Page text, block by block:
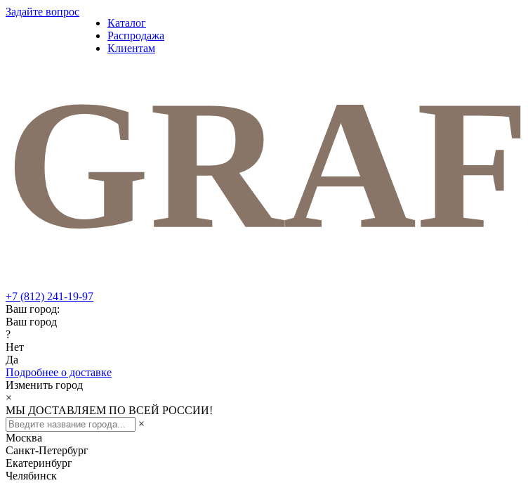
Задайте вопрос
Каталог
Распродажа
Клиентам
+7 (812) 241-19-97
Ваш город:
Ваш город
?
Нет
Да
Подробнее о доставке
Изменить город
×
МЫ ДОСТАВЛЯЕМ ПО ВСЕЙ РОССИИ!
×
Москва
Санкт-Петербург
Екатеринбург
Челябинск